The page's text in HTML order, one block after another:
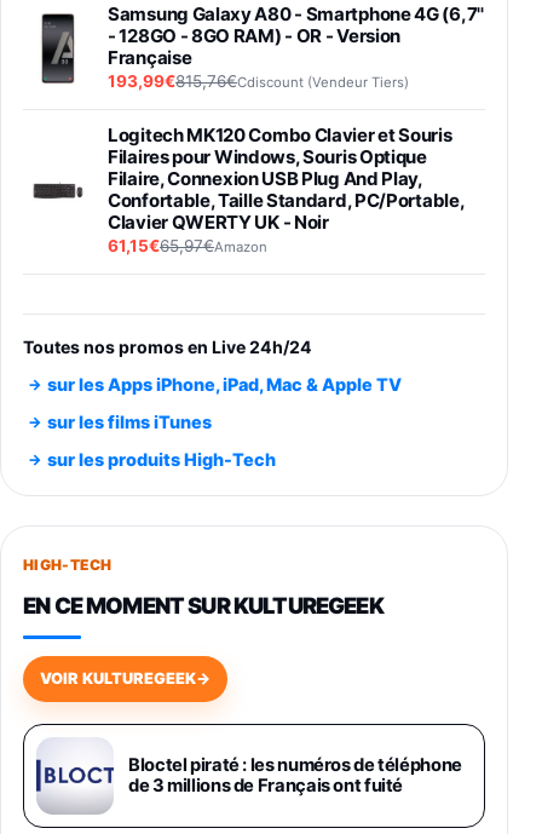
Samsung Galaxy A80 - Smartphone 4G (6,7''
- 128GO - 8GO RAM) - OR - Version
Française
193,99€815,76€Cdiscount (Vendeur Tiers)
Logitech MK120 Combo Clavier et Souris
Filaires pour Windows, Souris Optique
Filaire, Connexion USB Plug And Play,
Confortable, Taille Standard, PC/Portable,
Clavier QWERTY UK - Noir
61,15€65,97€Amazon
entraénement direct 3 vitesses (33-45-78
trs/min) avec pre-ampli intégré et port USB
Smartphone SAMSUNG Galaxy S26 Ultra
891,99€1199€Fnac (Vendeur Tiers)
Smartphone SAMSUNG Galaxy S26+ Violet
749,99€
648,63€834,71€
Samsung Galaxy Miracle Ultra, Smartphone
Android 5G avec Galaxy AI, 512 Go,
Chargeur Secteur Rapide 25W Inclus,
Smartphone déverrouillé, Noir, Version FR
1019€
Toutes nos promos en Live 24h/24
sur les Apps iPhone, iPad, Mac & Apple TV
sur les films iTunes
sur les produits High-Tech
HIGH-TECH
EN CE MOMENT SUR KULTUREGEEK
VOIR KULTUREGEEK→
Bloctel piraté : les numéros de téléphone
de 3 millions de Français ont fuité